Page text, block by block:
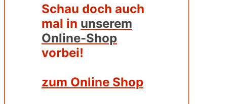
Schau doch auch
mal in unserem
Online-Shop
vorbei!
zum Online Shop